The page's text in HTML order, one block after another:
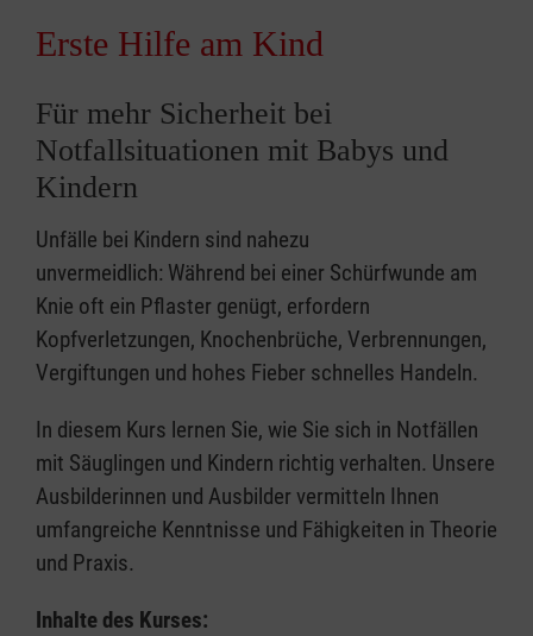
Erste Hilfe am Kind
Für mehr Sicherheit bei
Notfallsituationen mit Babys und
Kindern
Unfälle bei Kindern sind nahezu
unvermeidlich: Während bei einer Schürfwunde am
Knie oft ein Pflaster genügt, erfordern
Kopfverletzungen, Knochenbrüche, Verbrennungen,
Vergiftungen und hohes Fieber schnelles Handeln.
In diesem Kurs lernen Sie, wie Sie sich in Notfällen
mit Säuglingen und Kindern richtig verhalten. Unsere
Ausbilderinnen und Ausbilder vermitteln Ihnen
umfangreiche Kenntnisse und Fähigkeiten in Theorie
und Praxis.
Inhalte des Kurses: